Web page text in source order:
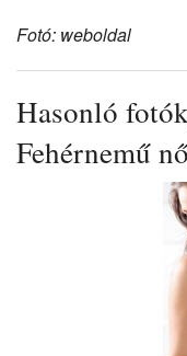
Fotó: weboldal
Hasonló
Fehérnemű